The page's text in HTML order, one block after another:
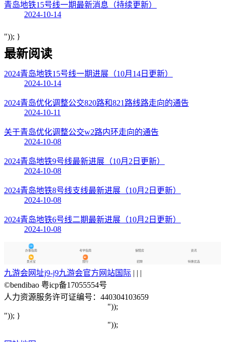
青岛地铁15号线一期最新消息（持续更新）
2024-10-14
")); }
最新阅读
2024青岛地铁15号线一期进展（10月14日更新）
2024-10-14
2024青岛优化调整公交820路和821路线路走向的通告
2024-10-11
关于青岛优化调整公交w2路内环走向的通告
2024-10-08
2024青岛地铁9号线最新进展（10月2日更新）
2024-10-08
2024青岛地铁8号线支线最新进展（10月2日更新）
2024-10-08
2024青岛地铁6号线二期最新进展（10月2日更新）
2024-10-08
办事指南 考学指南 保障房 资讯
景点宝 限行 招聘 特惠优选
九游会网址j9-j9九游会官方网站国际 | | |
©bendibao 粤icp备17055554号
人力资源服务许可证编号：440304103659
"));
")); }
"));